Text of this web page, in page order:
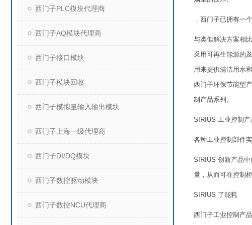
西门子PLC模块代理商
西门子AQ模块代理商
西门子接口模块
西门子模块回收
西门子模拟量输入输出模块
西门子上海一级代理商
西门子DI/DQ模块
西门子数控驱动模块
西门子数控NCU代理商
，西门子已拥有一
与类似解决方案相
采用可再生能源的
用来提供清洁用水
西门子环保节能型
制产品系列。
SIRIUS 工业控制产
各种工业控制部件
SIRIUS 创新产品
量，从而可在控制
SIRIUS 了能耗
西门子工业控制产